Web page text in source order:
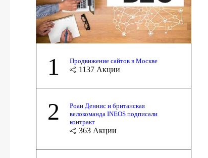
1 Продвижение сайтов в Москве
1137 Акции
2
Роан Деннис и британская
велокоманда INEOS подписали
контракт
363 Акции